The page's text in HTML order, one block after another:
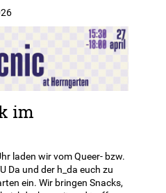
im
laden wir vom Queer- bzw.
Da und der h_da euch zu
ein. Wir bringen Snacks,